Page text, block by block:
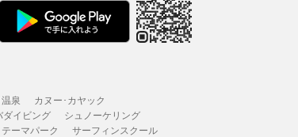
泉
カヌー･カヤック
ダイビング
シュノーケリング
ーマパーク
サーフィンスクール